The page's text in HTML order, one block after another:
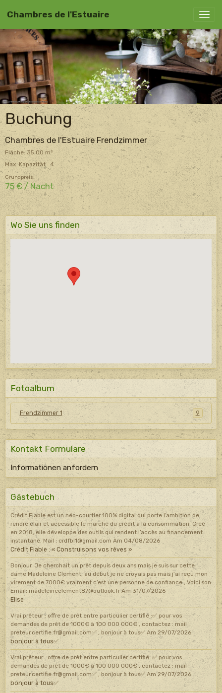
Chambres de l'Estuaire
Buchung
Chambres de l'Estuaire Frendzimmer
Fläche: 35.00 m²
Max. Kapazität : 4
Grundpreis:
75 € / Nacht
Wo Sie uns finden
Fotoalbum
Frendzimmer 1 9
Kontakt Formulare
Informationen anfordern
Gästebuch
Crédit Fiable est un néo-courtier 100% digital qui porte l’ambition de
rendre clair et accessible le marché du crédit à la consommation. Créé
en 2018, elle développe des outils qui rendent l’accès au financement
instantané. Mail : crdfbl1@gmail.com Am 04/08/2026
Crédit Fiable : « Construisons vos rêves »
Bonjour. Je cherchait un prêt depuis deux ans mais je suis sur cette
dame Madeleine Clement, au début je ne croyais pas mais j'ai reçu mon
virement de 7000€ vraiment c’est une personne de confiance , Voici son
Email: madeleineclement87@outlook.fr Am 31/07/2026
Elise
Vrai prêteur : offre de prêt entre particulier certifié :✅ pour vos
demandes de prêt de 1000€ à 100 000 000€ , contactez : mail :
preteur.certifie.fr@gmail.com✅ , bonjour à tous✅ Am 29/07/2026
bonjour à tous✅
Vrai prêteur : offre de prêt entre particulier certifié :✅ pour vos
demandes de prêt de 1000€ à 100 000 000€ , contactez : mail :
preteur.certifie.fr@gmail.com✅ , bonjour à tous✅ Am 29/07/2026
bonjour à tous✅